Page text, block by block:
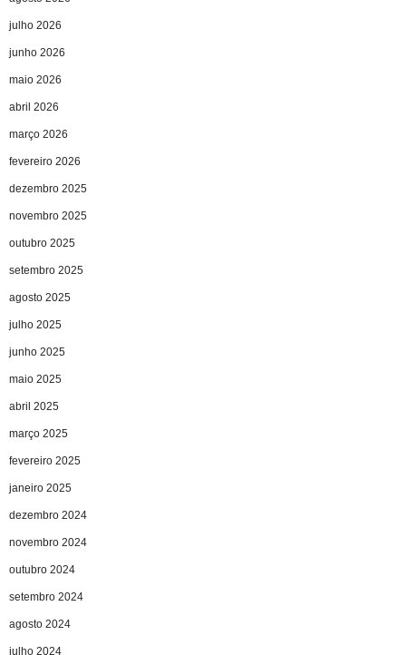
julho 2026
junho 2026
maio 2026
abril 2026
março 2026
fevereiro 2026
dezembro 2025
novembro 2025
outubro 2025
setembro 2025
agosto 2025
julho 2025
junho 2025
maio 2025
abril 2025
março 2025
fevereiro 2025
janeiro 2025
dezembro 2024
novembro 2024
outubro 2024
setembro 2024
agosto 2024
julho 2024